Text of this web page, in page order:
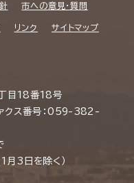
市への意見・質問
リンク サイトマップ
目18番18号
ス番号：059-382-
月3日を除く）